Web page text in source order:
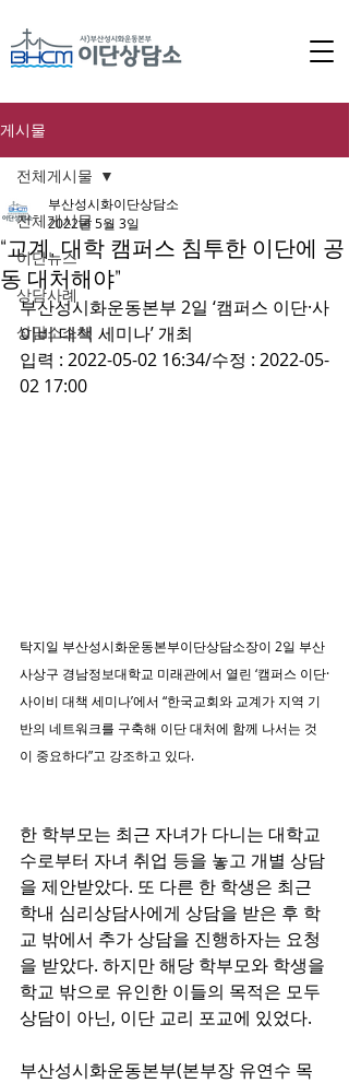
게시물
전체게시물
이단뉴스
상담사례
상담소소식
전체게시물
“교계, 대학 캠퍼스 침투한 이단에 공
동 대처해야”
부산성시화이단상담소
2022년 5월 3일
부산성시화운동본부 2일 ‘캠퍼스 이단·사
이비 대책 세미나’ 개최
입력 : 2022-05-02 16:34/수정 : 2022-05-
02 17:00
탁지일 부산성시화운동본부이단상담소장이 2일 부산
사상구 경남정보대학교 미래관에서 열린 ‘캠퍼스 이단·
사이비 대책 세미나’에서 “한국교회와 교계가 지역 기
반의 네트워크를 구축해 이단 대처에 함께 나서는 것
이 중요하다”고 강조하고 있다.
한 학부모는 최근 자녀가 다니는 대학교
수로부터 자녀 취업 등을 놓고 개별 상담
을 제안받았다. 또 다른 한 학생은 최근
학내 심리상담사에게 상담을 받은 후 학
교 밖에서 추가 상담을 진행하자는 요청
을 받았다. 하지만 해당 학부모와 학생을
학교 밖으로 유인한 이들의 목적은 모두
상담이 아닌, 이단 교리 포교에 있었다.
부산성시화운동본부(본부장 유연수 목